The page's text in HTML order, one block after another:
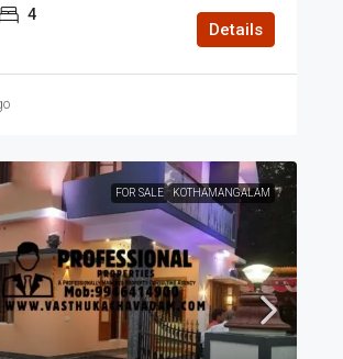
4
Details
FOR SALE KOTHAMANGALAM